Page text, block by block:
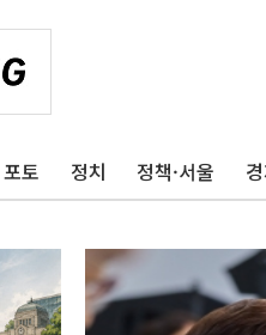
포토 정치 정책·서울